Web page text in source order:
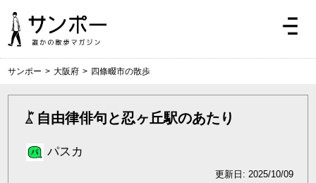
サンポー > 大阪府 > 四條畷市の散歩
自由律俳句と忍ヶ丘駅のあたり
パスカ
更新日: 2025/10/09